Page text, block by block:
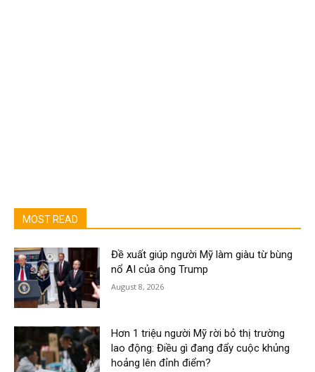
MOST READ
Đề xuất giúp người Mỹ làm giàu từ bùng
nổ AI của ông Trump
August 8, 2026
Hơn 1 triệu người Mỹ rời bỏ thị trường
lao động: Điều gì đang đẩy cuộc khủng
hoảng lên đỉnh điểm?